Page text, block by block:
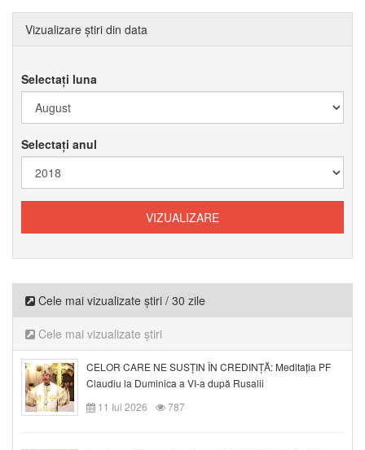
Vizualizare știri din data
Selectați luna
Selectați anul
Cele mai vizualizate știri / 30 zile
Cele mai vizualizate știri
CELOR CARE NE SUSȚIN ÎN CREDINȚĂ: Meditația PF
Claudiu la Duminica a VI-a după Rusalii
11 Iul 2026
787